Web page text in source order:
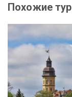
Похожие